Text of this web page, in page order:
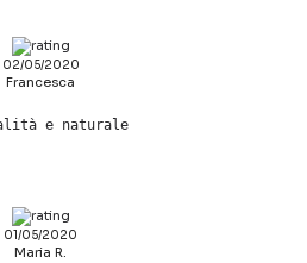
02/05/2020
Francesca
e naturale
01/05/2020
Maria R.